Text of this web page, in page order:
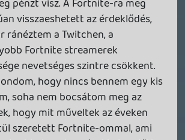
WEAVE DIRECT, MAFIA: THE OLD
KEDDEN
The Walking Dead: Streets of
II.
ELSŐ HETEI
premier árnyékában ezúttal
könyvtára növekedik majd